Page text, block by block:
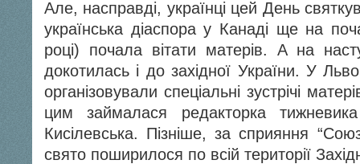
Але, насправді, українці цей День
українська діаспора у Канаді ще на
році) почала вітати матерів. А на
докотилась і до західної України. У
організовували спеціальні зустрічі
цим займалася редакторка
Кисілевська. Пізніше, за сприяння
свято поширилося по всій території